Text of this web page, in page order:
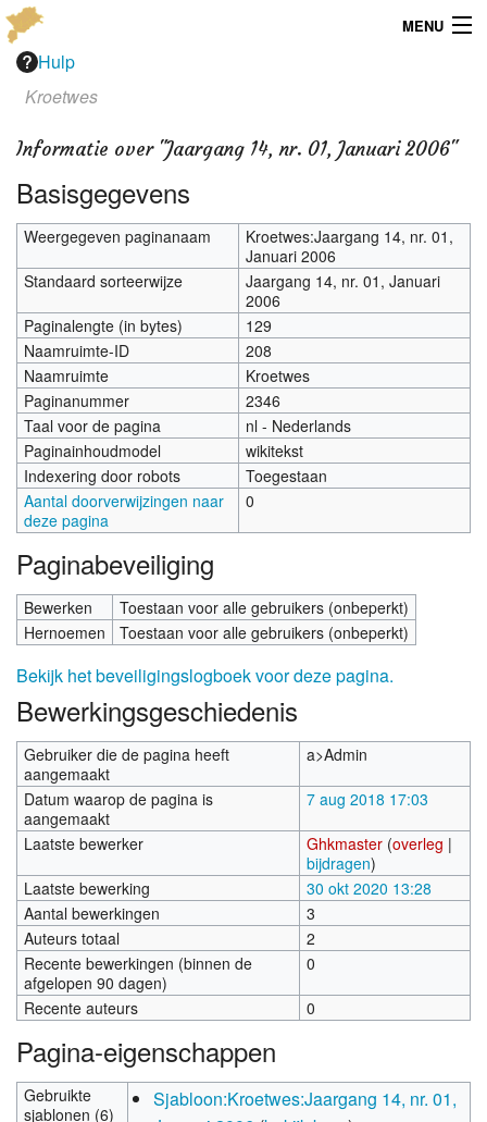
MENU
Menu
Locaties
Kaarten
Overig
Verenigingsinfo
Hulp
Kroetwes
Informatie over "Jaargang 14, nr. 01, Januari 2006"
Basisgegevens
Weergegeven paginanaam
Kroetwes:Jaargang 14, nr. 01,
Januari 2006
Standaard sorteerwijze
Jaargang 14, nr. 01, Januari
2006
Paginalengte (in bytes)
129
Naamruimte-ID
208
Naamruimte
Kroetwes
Paginanummer
2346
Taal voor de pagina
nl - Nederlands
Paginainhoudmodel
wikitekst
Indexering door robots
Toegestaan
Aantal doorverwijzingen naar
deze pagina
0
Paginabeveiliging
Bewerken
Toestaan voor alle gebruikers (onbeperkt)
Hernoemen
Toestaan voor alle gebruikers (onbeperkt)
Bekijk het beveiligingslogboek voor deze pagina.
Bewerkingsgeschiedenis
Gebruiker die de pagina heeft
aangemaakt
a>Admin
Datum waarop de pagina is
aangemaakt
7 aug 2018 17:03
Laatste bewerker Ghkmaster (overleg |
bijdragen)
Laatste bewerking
30 okt 2020 13:28
Aantal bewerkingen
3
Auteurs totaal
2
Recente bewerkingen (binnen de
afgelopen 90 dagen)
0
Recente auteurs 0
Pagina-eigenschappen
Gebruikte
sjablonen (6)
Sjabloon:Kroetwes:Jaargang 14, nr. 01,